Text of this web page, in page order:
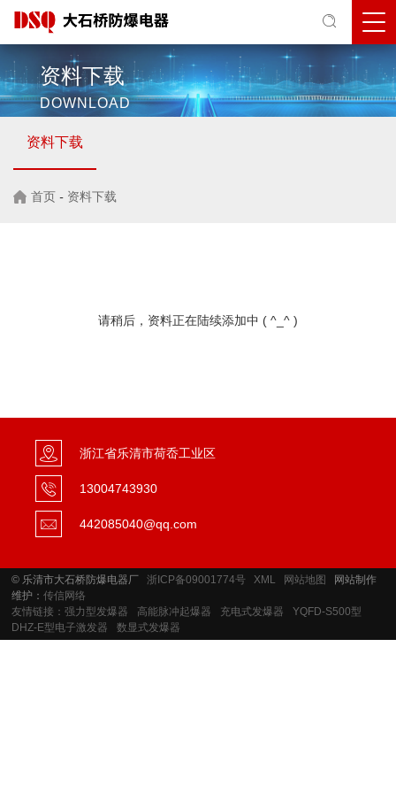
资料下载
DOWNLOAD
资料下载
首页 - 资料下载
请稍后，资料正在陆续添加中 ( ^_^ )
浙江省乐清市荷岙工业区
13004743930
442085040@qq.com
© 乐清市大石桥防爆电器厂浙ICP备09001774号 XML 网站地图
网站制作
维护：传信网络
友情链接：强力型发爆器 高能脉冲起爆器 充电式发爆器
YQFD-S500型
DHZ-E型电子激发器
数显式发爆器